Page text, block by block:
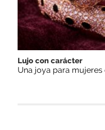
Lujo con carácter
Una joya para